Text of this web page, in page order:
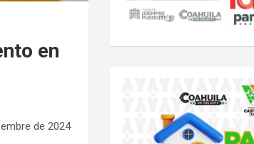
en
de 2024